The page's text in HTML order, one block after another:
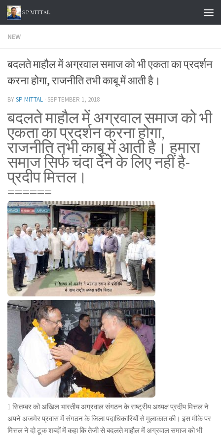
Skip to content
NEW
बदलते माहौल में अग्रवाल समाज को भी एकता का प्रदर्शन
करना होगा, राजनीति तभी काबू में आती है।
BYSP MITTAL · SEPTEMBER 1, 2018
बदलते माहौल में अग्रवाल समाज को भी
एकता का प्रदर्शन करना होगा,
राजनीति तभी काबू में आती है। हमारा
समाज सिर्फ चंदा देने के लिए नहीं है-
प्रदीप मित्तल।
======
1 सितम्बर को अखिल भारतीय अग्रवाल संगठन के राष्ट्रीय अध्यक्ष प्रदीप मित्तल ने
अपने अजमेर प्रवास में संगठन के जिला पदाधिकारियों से मुलाकात की। इस मौके पर
मित्तल ने दो टूक शब्दों में कहा कि तेजी से बदलते माहौल में अग्रवाल समाज को भी